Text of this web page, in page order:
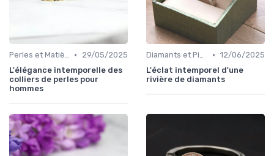
Perles et Matières Rares •
29/05/2025
L'élégance intemporelle des
colliers de perles pour
hommes
Diamants et Pierres Précieuses • 12/06/2025
L'éclat intemporel d'une
rivière de diamants